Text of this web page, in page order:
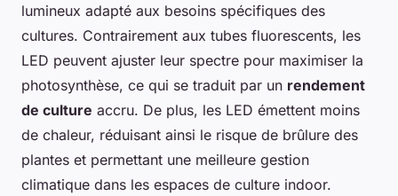
lumineux adapté aux besoins spécifiques des
cultures. Contrairement aux tubes fluorescents, les
LED peuvent ajuster leur spectre pour maximiser la
photosynthèse, ce qui se traduit par un rendement
de culture accru. De plus, les LED émettent moins
de chaleur, réduisant ainsi le risque de brûlure des
plantes et permettant une meilleure gestion
climatique dans les espaces de culture indoor.